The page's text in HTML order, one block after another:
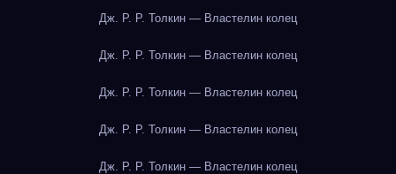
Дж. Р. Р. Толкин — Властелин колец
Дж. Р. Р. Толкин — Властелин колец
Дж. Р. Р. Толкин — Властелин колец
Дж. Р. Р. Толкин — Властелин колец
Дж. Р. Р. Толкин — Властелин колец